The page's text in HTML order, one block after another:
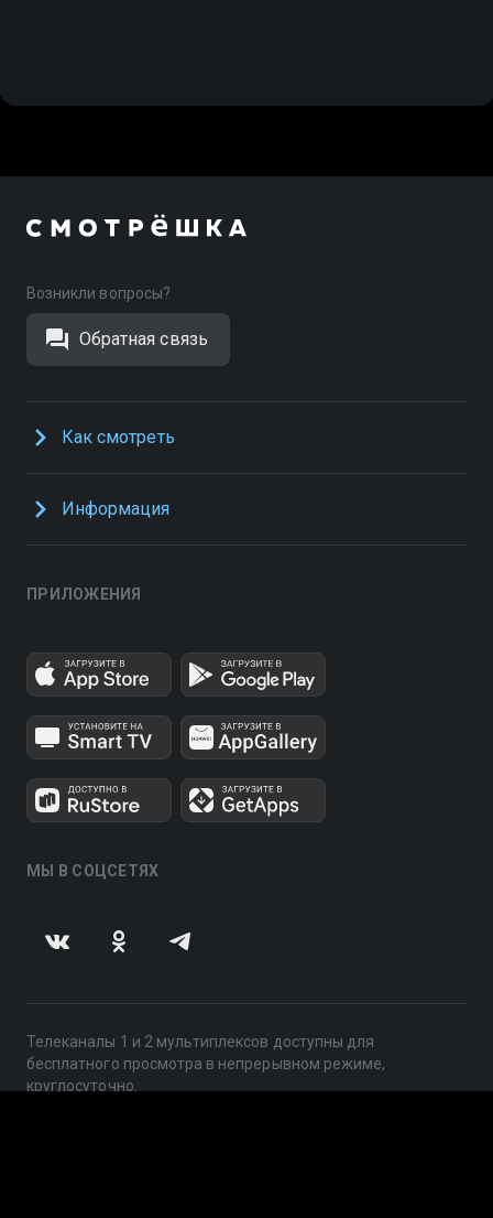
Возникли вопросы?
Обратная связь
Как смотреть
Информация
ПРИЛОЖЕНИЯ
МЫ В СОЦСЕТЯХ
Телеканалы 1 и 2 мультиплексов доступны для
бесплатного просмотра в непрерывном режиме,
круглосуточно.